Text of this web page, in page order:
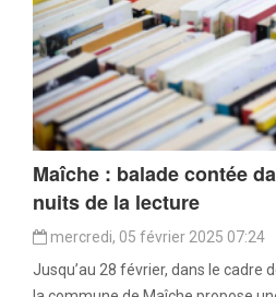
Maîche : balade contée
nuits de la lecture
mercredi, 05 février 2025 07:24
Jusqu’au 28 février, dans le cadre